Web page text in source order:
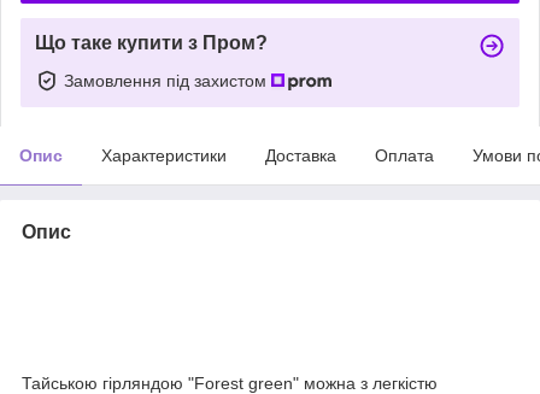
Що таке купити з Пром?
Замовлення під захистом
Опис Характеристики Доставка Оплата Умови
Опис
Тайською гірляндою "Forest green" можна з легкістю